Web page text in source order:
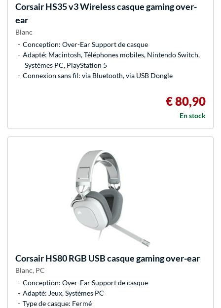
CorsairHS35 v3 Wireless casque gaming over-
ear
Blanc
Conception: Over-Ear Support de casque
Adapté: Macintosh, Téléphones mobiles, Nintendo Switch,
Systèmes PC, PlayStation 5
Connexion sans fil: via Bluetooth, via USB Dongle
€ 80,90
En stock
CorsairHS80 RGB USB casque gaming over-ear
Blanc, PC
Conception: Over-Ear Support de casque
Adapté: Jeux, Systèmes PC
Type de casque: Fermé